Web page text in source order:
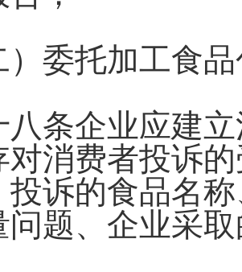
托加工食品
企业应建立
对消费者投诉
投诉的食品名
问题、企业采